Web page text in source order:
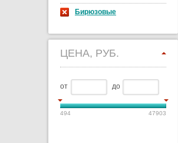
Бирюзовые
ЦЕНА, РУБ.
от до
494 47903